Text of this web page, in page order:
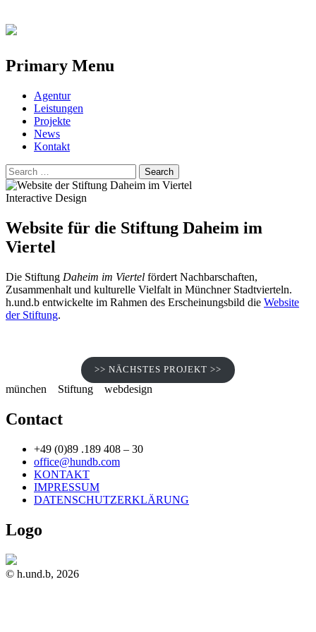
Primary Menu
Skip
content
Agentur
Leistungen
Projekte
News
Kontakt
Search
for:
Interactive Design
Website für die Stiftung Daheim im
Viertel
Die Stiftung Daheim im Viertel fördert Nachbarschaften,
Zusammenhalt und kulturelle Vielfalt in Münchner Stadtvierteln.
h.und.b entwickelte im Rahmen des Erscheinungsbild die Website
der Stiftung.
>> NÄCHSTES PROJEKT >>
münchen Stiftung webdesign
Contact
+49 (0)89 .189 408 – 30
office@hundb.com
KONTAKT
IMPRESSUM
DATENSCHUTZERKLÄRUNG
Logo
© h.und.b, 2026